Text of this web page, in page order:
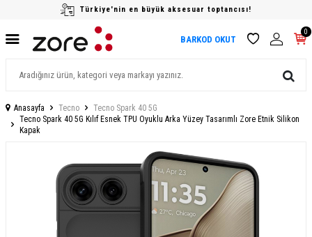
Türkiye'nin en büyük aksesuar toptancısı!
BARKOD OKUT
0
Anasayfa Tecno
Tecno Spark 40 5G
Tecno Spark 40 5G Kılıf Esnek TPU Oyuklu Arka Yüzey Tasarımlı Zore Etnik Silikon
Kapak